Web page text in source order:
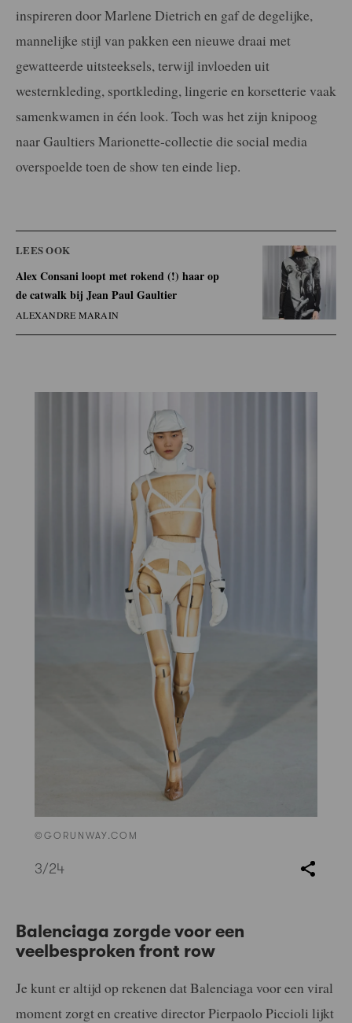
inspireren door Marlene Dietrich en gaf de degelijke,
mannelijke stijl van pakken een nieuwe draai met
gewatteerde uitsteeksels, terwijl invloeden uit
westernkleding, sportkleding, lingerie en korsetterie vaak
samenkwamen in één look. Toch was het zijn knipoog
naar Gaultiers Marionette-collectie die social media
overspoelde toen de show ten einde liep.
LEES OOK
Alex Consani loopt met rokend (!) haar op
de catwalk bij Jean Paul Gaultier
ALEXANDRE MARAIN
©GORUNWAY.COM
3/24
Balenciaga zorgde voor een
veelbesproken front row
Je kunt er altijd op rekenen dat Balenciaga voor een viral
moment zorgt en creative director Pierpaolo Piccioli lijkt